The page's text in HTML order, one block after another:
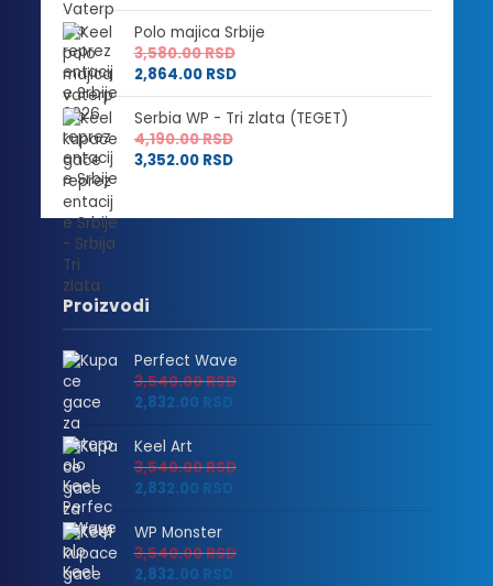
Polo majica Srbije
3,580.00RSD
2,864.00 RSD
Serbia WP - Tri zlata (TEGET)
4,190.00RSD
3,352.00 RSD
Proizvodi
Perfect Wave
3,540.00RSD
2,832.00 RSD
Keel Art
3,540.00RSD
2,832.00 RSD
WP Monster
3,540.00RSD
2,832.00 RSD